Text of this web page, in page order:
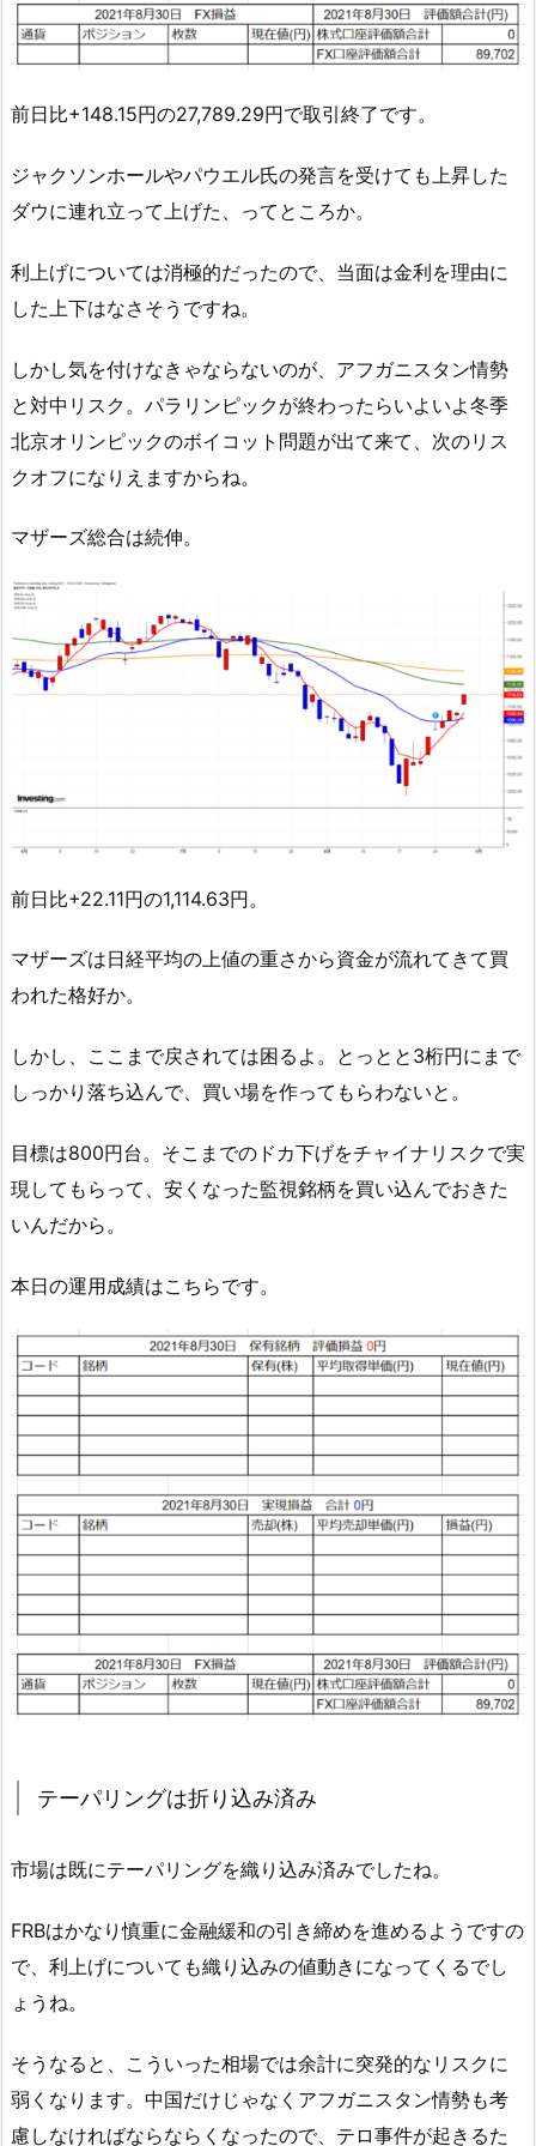
前日比+148.15円の27,789.29円で取引終了です。
ジャクソンホールやパウエル氏の発言を受けても上昇した
ダウに連れ立って上げた、ってところか。
利上げについては消極的だったので、当面は金利を理由に
した上下はなさそうですね。
しかし気を付けなきゃならないのが、アフガニスタン情勢
と対中リスク。パラリンピックが終わったらいよいよ冬季
北京オリンピックのボイコット問題が出て来て、次のリス
クオフになりえますからね。
マザーズ総合は続伸。
前日比+22.11円の1,114.63円。
マザーズは日経平均の上値の重さから資金が流れてきて買
われた格好か。
しかし、ここまで戻されては困るよ。とっとと3桁円にまで
しっかり落ち込んで、買い場を作ってもらわないと。
目標は800円台。そこまでのドカ下げをチャイナリスクで実
現してもらって、安くなった監視銘柄を買い込んでおきた
いんだから。
本日の運用成績はこちらです。
テーパリングは折り込み済み
市場は既にテーパリングを織り込み済みでしたね。
FRBはかなり慎重に金融緩和の引き締めを進めるようですの
で、利上げについても織り込みの値動きになってくるでし
ょうね。
そうなると、こういった相場では余計に突発的なリスクに
弱くなります。中国だけじゃなくアフガニスタン情勢も考
慮しなければならならくなったので、テロ事件が起きるた